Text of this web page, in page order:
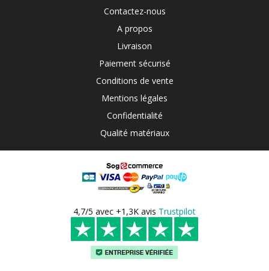
Contactez-nous
A propos
Livraison
Paiement sécurisé
Conditions de vente
Mentions légales
Confidentialité
Qualité matériaux
4,7/5 avec +1,3K avis Trustpilot